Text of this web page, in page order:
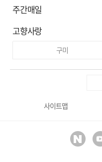
주간매일
고향사랑
구미
사이트맵